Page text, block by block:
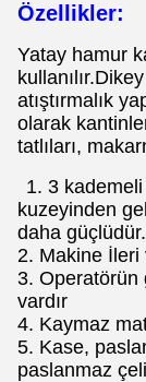
Özellikler:
Yatay hamur
atıştırmalık
olarak
tatlıları,
1. 3
kuzeyinden
daha güçlüdür.
2. Makine İleri
3. Operatörün
vardır
4. Kaymaz
5. Kase,
paslanmaz